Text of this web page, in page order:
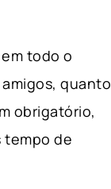
todo o
quanto
obrigatório,
tempo de